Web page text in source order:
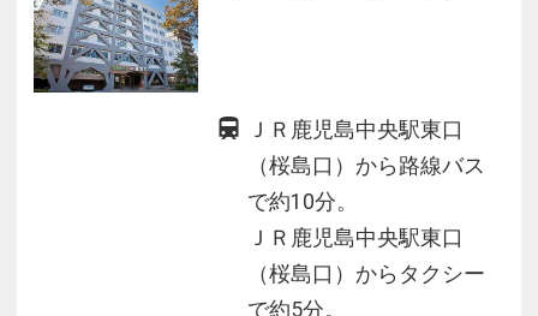
ＪＲ鹿児島中央駅東口
（桜島口）から路線バス
で約10分。
ＪＲ鹿児島中央駅東口
（桜島口）からタクシー
で約5分。